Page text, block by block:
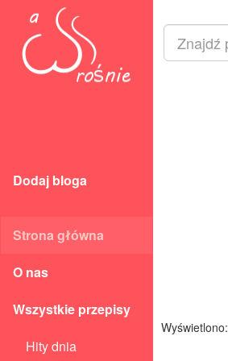
Dodaj bloga
Strona główna
O nas
Wszystkie przepisy
Hity dnia
Wyświetlono: